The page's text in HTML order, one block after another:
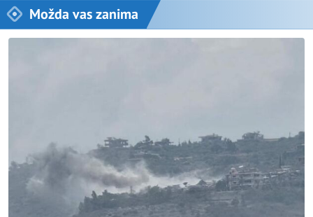
Možda vas zanima